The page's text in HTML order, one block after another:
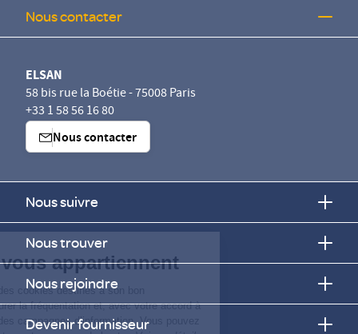
Vos données vous appartiennent
ELSAN utilise sur ce site des cookies destinés à son bon
fonctionnement, à en mesurer la fréquentation et, avec votre accord à
évaluer les performances des campagnes d’information. Vous pouvez
Nous contacter
ELSAN
58 bis rue la Boétie - 75008 Paris
+33 1 58 56 16 80
Nous contacter
Nous suivre
Nous trouver
Nous rejoindre
Devenir fournisseur